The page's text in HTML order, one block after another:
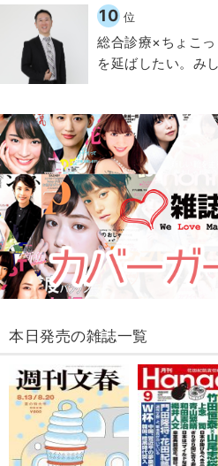
10 位
総合診療×ちょこ
を延ばしたい。み
本日発売の雑誌一覧